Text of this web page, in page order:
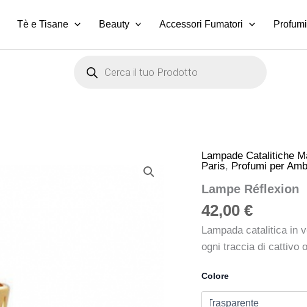
Tè e Tisane Beauty Accessori Fumatori
search
Lampade Catalitiche
Paris, Profumi per
Lampe Réflexion
42,00€
Lampada catalitica in
ogni traccia di cattivo
Colore
Lampe
Réflexion